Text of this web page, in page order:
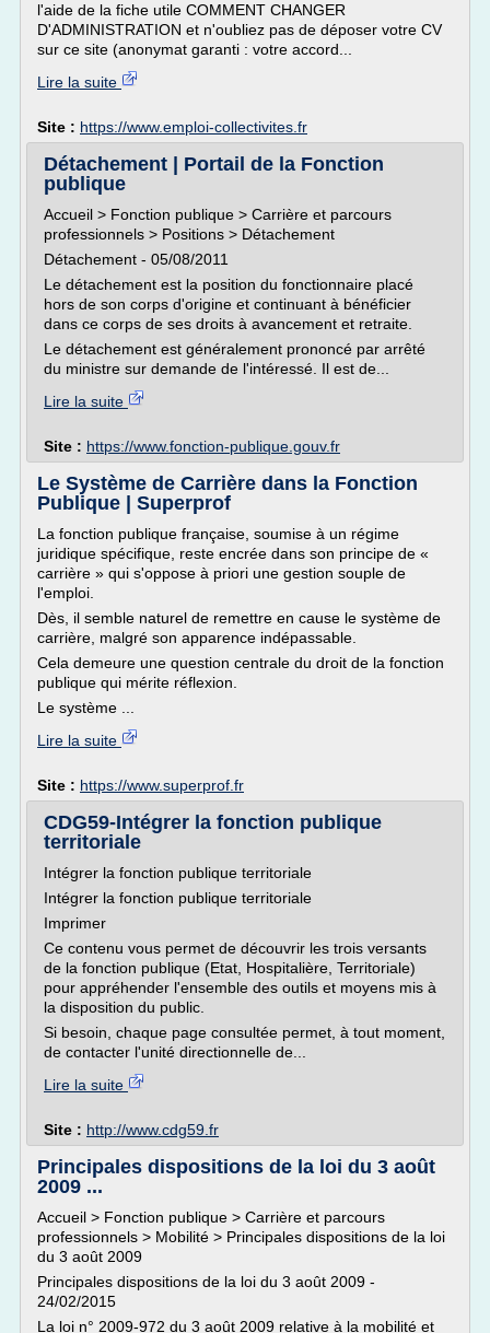
l'aide de la fiche utile COMMENT CHANGER
D'ADMINISTRATION et n'oubliez pas de déposer votre CV
sur ce site (anonymat garanti : votre accord...
Lire la suite
Site : https://www.emploi-collectivites.fr
Détachement | Portail de la Fonction
publique
Accueil > Fonction publique > Carrière et parcours
professionnels > Positions > Détachement
Détachement - 05/08/2011
Le détachement est la position du fonctionnaire placé
hors de son corps d'origine et continuant à bénéficier
dans ce corps de ses droits à avancement et retraite.
Le détachement est généralement prononcé par arrêté
du ministre sur demande de l'intéressé. Il est de...
Lire la suite
Site : https://www.fonction-publique.gouv.fr
Le Système de Carrière dans la Fonction
Publique | Superprof
La fonction publique française, soumise à un régime
juridique spécifique, reste encrée dans son principe de «
carrière » qui s'oppose à priori une gestion souple de
l'emploi.
Dès, il semble naturel de remettre en cause le système de
carrière, malgré son apparence indépassable.
Cela demeure une question centrale du droit de la fonction
publique qui mérite réflexion.
Le système ...
Lire la suite
Site : https://www.superprof.fr
CDG59-Intégrer la fonction publique
territoriale
Intégrer la fonction publique territoriale
Intégrer la fonction publique territoriale
Imprimer
Ce contenu vous permet de découvrir les trois versants
de la fonction publique (Etat, Hospitalière, Territoriale)
pour appréhender l'ensemble des outils et moyens mis à
la disposition du public.
Si besoin, chaque page consultée permet, à tout moment,
de contacter l'unité directionnelle de...
Lire la suite
Site : http://www.cdg59.fr
Principales dispositions de la loi du 3 août
2009 ...
Accueil > Fonction publique > Carrière et parcours
professionnels > Mobilité > Principales dispositions de la loi
du 3 août 2009
Principales dispositions de la loi du 3 août 2009 -
24/02/2015
La loi n° 2009-972 du 3 août 2009 relative à la mobilité et